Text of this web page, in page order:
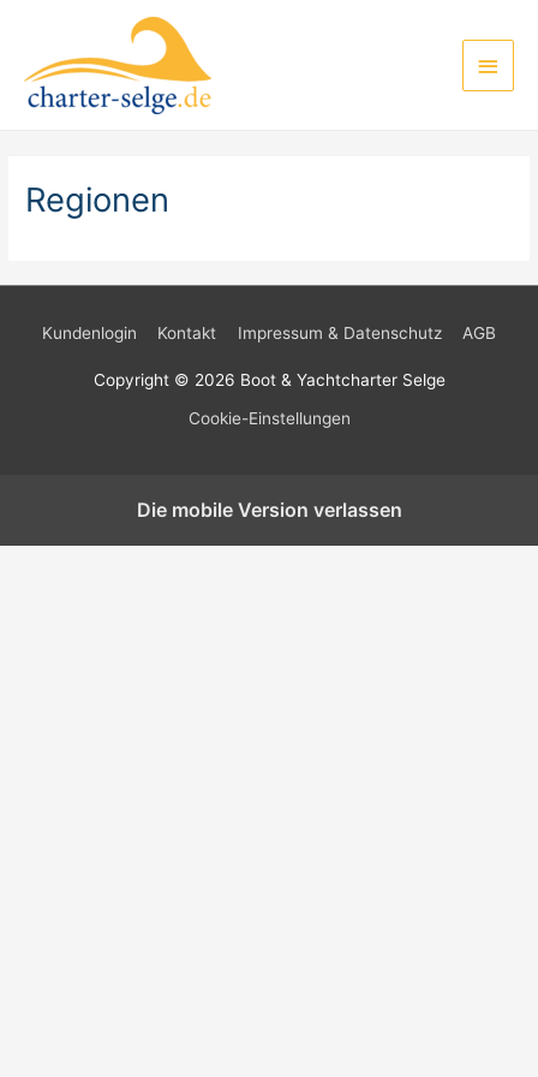
springen
Regionen
Kundenlogin Kontakt Impressum & Datenschutz AGB
Copyright © 2026 Boot & Yachtcharter Selge
Cookie-Einstellungen
Die mobile Version verlassen